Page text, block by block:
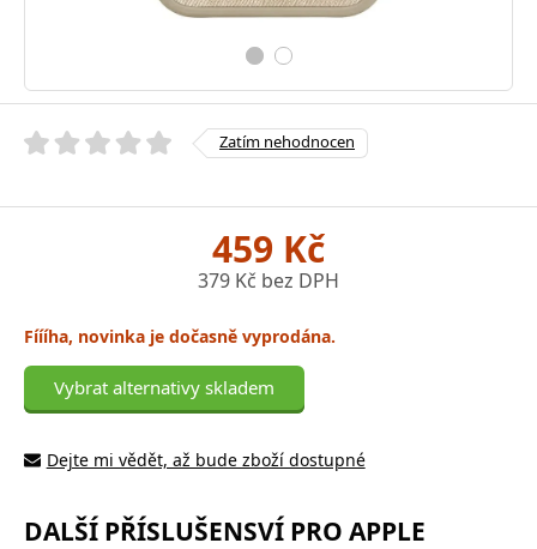
Zatím nehodnocen
459 Kč
379 Kč bez DPH
Fíííha, novinka je dočasně vyprodána.
Vybrat alternativy skladem
Dejte mi vědět, až bude zboží dostupné
DALŠÍ PŘÍSLUŠENSVÍ PRO APPLE